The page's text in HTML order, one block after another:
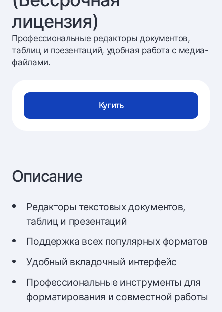
лицензия)
Профессиональные редакторы документов,
таблиц и презентаций, удобная работа с медиа-
файлами.
Купить
Описание
Редакторы текстовых документов,
таблиц и презентаций
Поддержка всех популярных форматов
Удобный вкладочный интерфейс
Профессиональные инструменты для
форматирования и совместной работы